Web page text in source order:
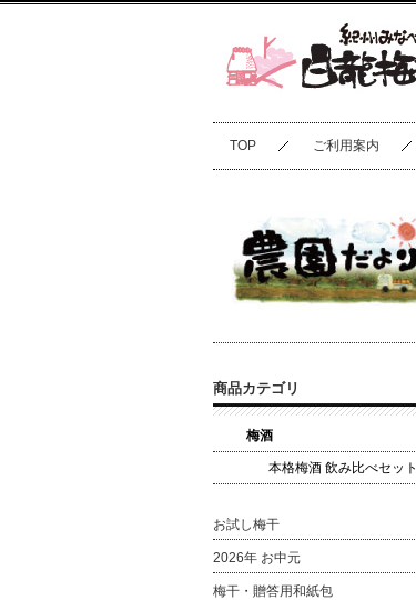
TOP ご利用案内
商品カテゴリ
梅酒
本格梅酒 飲み比べセット
お試し梅干
2026年 お中元
梅干・贈答用和紙包